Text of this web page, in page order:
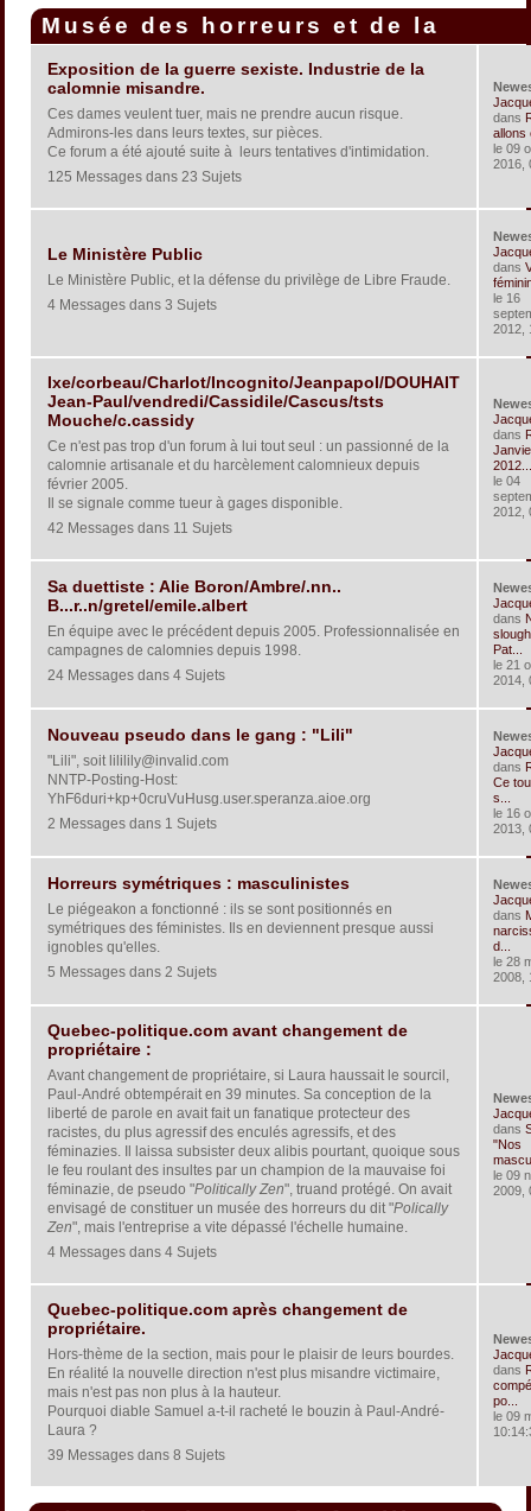
Musée des horreurs et de la
corruption
Exposition de la guerre sexiste. Industrie de la
calomnie misandre.
Ces dames veulent tuer, mais ne prendre aucun risque.
Admirons-les dans leurs textes, sur pièces.
Ce forum a été ajouté suite à leurs tentatives d'intimidation.
125 Messages dans 23 Sujets
dans
allons
le 09
2016,
Le Ministère Public
Le Ministère Public, et la défense du privilège de Libre Fraude.
4 Messages dans 3 Sujets
dans
le 16
2012,
Ixe/corbeau/Charlot/Incognito/Jeanpapol/DOUHAIT
Jean-Paul/vendredi/Cassidile/Cascus/tsts
Mouche/c.cassidy
Ce n'est pas trop d'un forum à lui tout seul : un passionné de la
calomnie artisanale et du harcèlement calomnieux depuis
février 2005.
Il se signale comme tueur à gages disponible.
42 Messages dans 11 Sujets
dans
2012...
le 04
2012,
Sa duettiste : Alie Boron/Ambre/.nn..
B...r..n/gretel/emile.albert
En équipe avec le précédent depuis 2005. Professionnalisée en
campagnes de calomnies depuis 1998.
24 Messages dans 4 Sujets
dans
Pat...
le 21
2014,
Nouveau pseudo dans le gang : "Lili"
"Lili", soit lililily@invalid.com
NNTP-Posting-Host:
YhF6duri+kp+0cruVuHusg.user.speranza.aioe.org
2 Messages dans 1 Sujets
dans
Ce
s...
le 16
2013,
Horreurs symétriques : masculinistes
Le piégeakon a fonctionné : ils se sont positionnés en
symétriques des féministes. Ils en deviennent presque aussi
ignobles qu'elles.
5 Messages dans 2 Sujets
dans
d...
le 28
2008,
Quebec-politique.com avant changement de
propriétaire :
Avant changement de propriétaire, si Laura haussait le sourcil,
Paul-André obtempérait en 39 minutes. Sa conception de la
liberté de parole en avait fait un fanatique protecteur des
racistes, du plus agressif des enculés agressifs, et des
féminazies. Il laissa subsister deux alibis pourtant, quoique sous
le feu roulant des insultes par un champion de la mauvaise foi
féminazie, de pseudo "Politically Zen", truand protégé. On avait
envisagé de constituer un musée des horreurs du dit "Polically
Zen", mais l'entreprise a vite dépassé l'échelle humaine.
4 Messages dans 4 Sujets
dans
"Nos
le 09
2009,
Quebec-politique.com après changement de
propriétaire.
Hors-thème de la section, mais pour le plaisir de leurs bourdes.
En réalité la nouvelle direction n'est plus misandre victimaire,
mais n'est pas non plus à la hauteur.
Pourquoi diable Samuel a-t-il racheté le bouzin à Paul-André-
Laura ?
39 Messages dans 8 Sujets
dans
po...
le 09